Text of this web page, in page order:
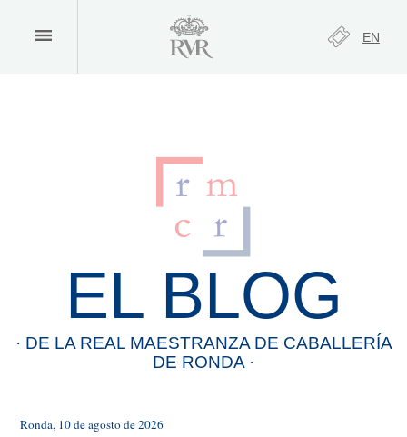
EN
EL BLOG
· DE LA REAL MAESTRANZA DE CABALLERÍA
DE RONDA ·
Ronda, 10 de agosto de 2026